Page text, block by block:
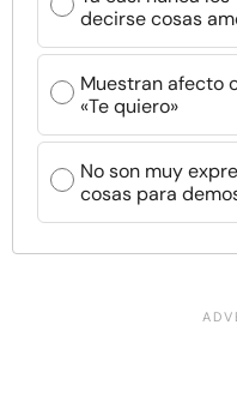
decirse cosas
Muestran afecto
«Te quiero»
No son muy
cosas para